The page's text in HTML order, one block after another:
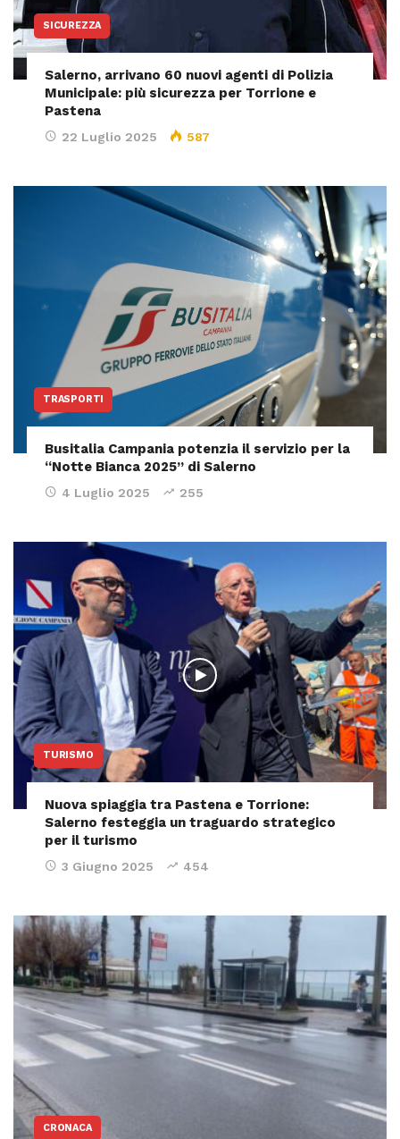
SICUREZZA
Salerno, arrivano 60 nuovi agenti di Polizia
Municipale: più sicurezza per Torrione e
Pastena
22 Luglio 2025 587
TRASPORTI
Busitalia Campania potenzia il servizio per la
“Notte Bianca 2025” di Salerno
4 Luglio 2025 255
TURISMO
Nuova spiaggia tra Pastena e Torrione:
Salerno festeggia un traguardo strategico
per il turismo
3 Giugno 2025 454
CRONACA